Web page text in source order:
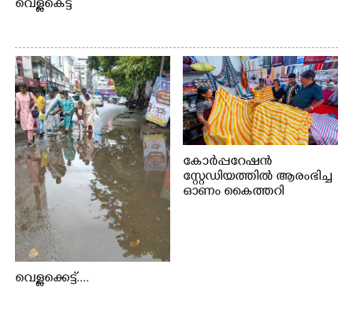
വെള്ളകെട്ട്
വെള്ളക്കെട്ട്....
കോർപ്പറേഷൻ
സ്റ്റേഡിയത്തിൽ ആരംഭിച്ച
ഓണം കൈത്തറി